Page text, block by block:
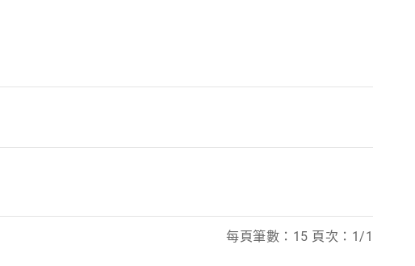
每頁筆數：15 頁次：1/1